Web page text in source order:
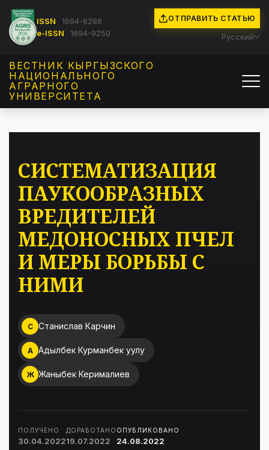
ISSN
1694-6286
e-ISSN
1694-9250
ОТПРАВИТЬ СТАТЬЮ
Русский
ВЕСТНИК КЫРГЫЗCКОГО
НАЦИОНАЛЬНОГО
АГРАРНОГО
УНИВЕРСИТЕТА
СИСТЕМАТИЗАЦИЯ
ПАУКООБРАЗНЫХ
ВРЕДИТЕЛЕЙ
МЕДОНОСНЫХ ПЧЕЛ
И МЕРЫ БОРЬБЫ С
НИМИ
С Станислав Карчин
А Адылбек Курманбек уулу
Ж Жаныбек Керималиев
ПОЛУЧЕНО
30.04.2022
ДОРАБОТАНО
19.07.2022
ОПУБЛИКОВАНО
24.08.2022